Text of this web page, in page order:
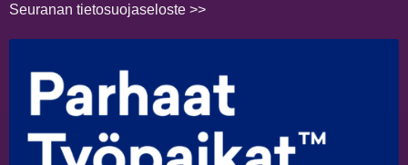
Seuranan tietosuojaseloste >>